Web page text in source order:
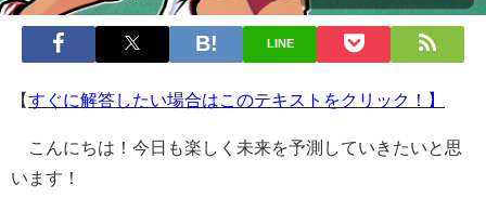
LINE
【すぐに解答したい場合はこのテキストをクリック！】
こんにちは！今日も楽しく未来を予測していきたいと思
います！